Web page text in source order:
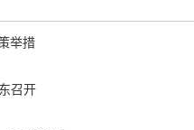
举措
召开